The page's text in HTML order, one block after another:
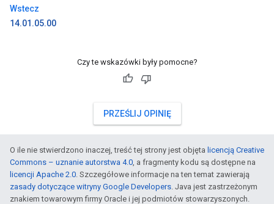
Wstecz
14.01.05.00
Czy te wskazówki były pomocne?
PRZEŚLIJ OPINIĘ
O ile nie stwierdzono inaczej, treść tej strony jest objęta licencją Creative
Commons – uznanie autorstwa 4.0, a fragmenty kodu są dostępne na
licencji Apache 2.0. Szczegółowe informacje na ten temat zawierają
zasady dotyczące witryny Google Developers. Java jest zastrzeżonym
znakiem towarowym firmy Oracle i jej podmiotów stowarzyszonych.